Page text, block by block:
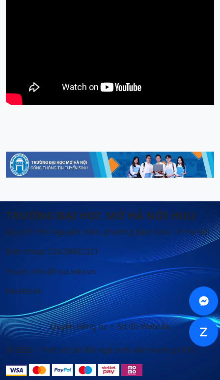

Z
TRƯỜNG ĐẠI HỌC MỞ HÀ NỘI HOU
Địa chỉ: Phố Nguyễn Hiền, phường Bạch Mai, TP Hà Nội
Điện thoại: 024.38682321
Email: mhn@hou.edu.vn
Facebook
Quyền riêng tư Sơ đồ Website
@ 2025 - Thiết kế bởi đội ngũ sinh viên trường HOU